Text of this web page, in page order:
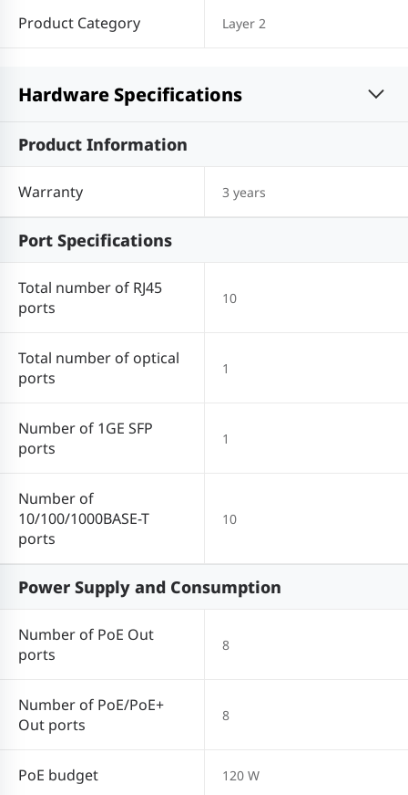
Product Category Layer 2
Hardware Specifications
Product Information
Warranty 3 years
Port Specifications
Total number of RJ45
ports
10
Total number of optical
ports
1
Number of 1GE SFP
ports
1
Number of
10/100/1000BASE-T
ports
10
Power Supply and Consumption
Number of PoE Out
ports
8
Number of PoE/PoE+
Out ports
8
PoE budget 120 W